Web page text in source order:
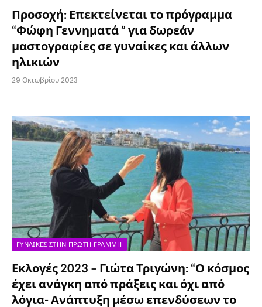
Προσοχή: Επεκτείνεται το πρόγραμμα
“Φώφη Γεννηματά ” για δωρεάν
μαστογραφίες σε γυναίκες και άλλων
ηλικιών
29 Οκτωβρίου 2023
ΓΥΝΑΊΚΕΣ ΣΤΗΝ ΠΡΏΤΗ ΓΡΑΜΜΉ
Εκλογές 2023 – Γιώτα Τριγώνη: “Ο κόσμος
έχει ανάγκη από πράξεις και όχι από
λόγια- Ανάπτυξη μέσω επενδύσεων το